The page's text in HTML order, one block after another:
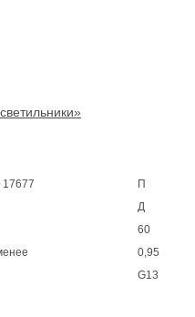
17677
П
Д
60
0,95
G13